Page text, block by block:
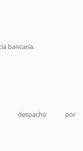
bancaria.
despacho por